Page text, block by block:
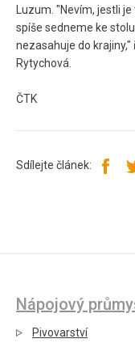
Luzum. "Nevím, jestli
spíše sedneme ke
nezasahuje do
Rytychová.
ČTK
Sdílejte článek:
Nápojový
Pivovarství